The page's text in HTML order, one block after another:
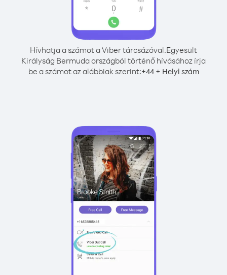
Hívhatja a számot a Viber tárcsázóval.Egyesült
Királyság Bermuda országból történő hívásához írja
be a számot az alábbiak szerint:+44+ Helyi szám